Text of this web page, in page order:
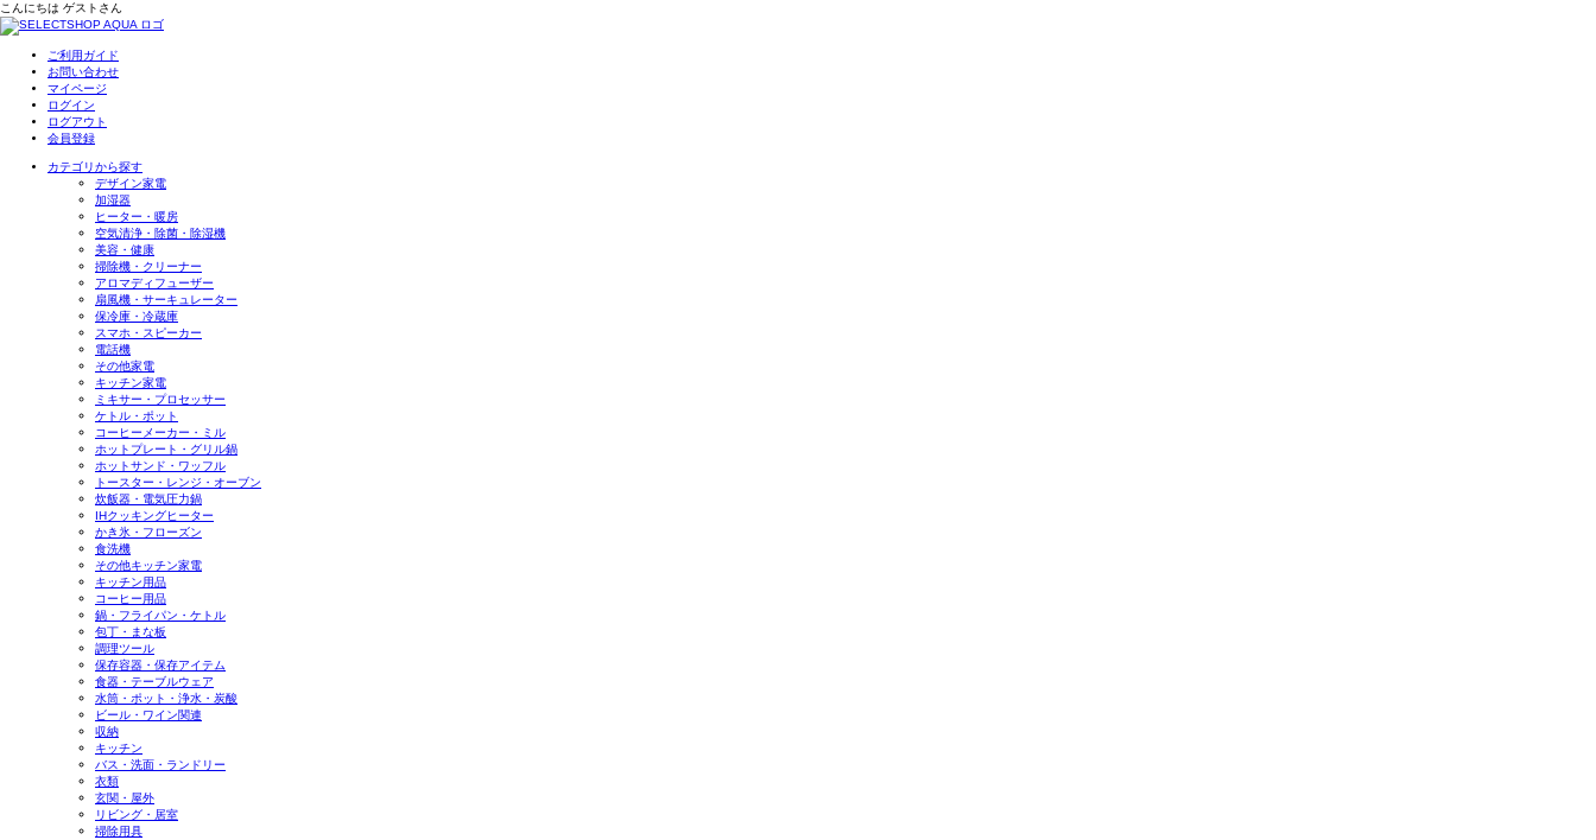
こんにちは ゲスト さん
ご利用ガイド
お問い合わせ
マイページ
ログイン
ログアウト
会員登録
カテゴリから探す
デザイン家電
加湿器
ヒーター・暖房
空気清浄・除菌・除湿機
美容・健康
掃除機・クリーナー
アロマディフューザー
扇風機・サーキュレーター
保冷庫・冷蔵庫
スマホ・スピーカー
電話機
その他家電
キッチン家電
ミキサー・プロセッサー
ケトル・ポット
コーヒーメーカー・ミル
ホットプレート・グリル鍋
ホットサンド・ワッフル
トースター・レンジ・オーブン
炊飯器・電気圧力鍋
IHクッキングヒーター
かき氷・フローズン
食洗機
その他キッチン家電
キッチン用品
コーヒー用品
鍋・フライパン・ケトル
包丁・まな板
調理ツール
保存容器・保存アイテム
食器・テーブルウェア
水筒・ポット・浄水・炭酸
ビール・ワイン関連
収納
キッチン
バス・洗面・ランドリー
衣類
玄関・屋外
リビング・居室
掃除用具